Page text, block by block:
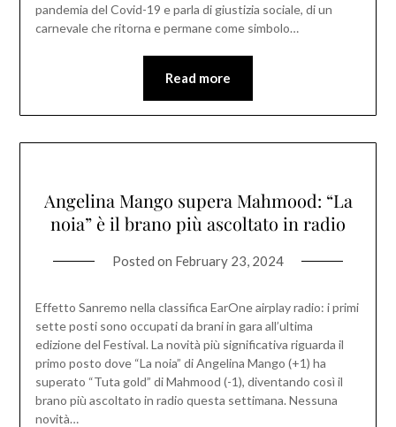
pandemia del Covid-19 e parla di giustizia sociale, di un
carnevale che ritorna e permane come simbolo…
Read more
Angelina Mango supera Mahmood: “La
noia” è il brano più ascoltato in radio
Posted on February 23, 2024
Effetto Sanremo nella classifica EarOne airplay radio: i primi
sette posti sono occupati da brani in gara all’ultima
edizione del Festival. La novità più significativa riguarda il
primo posto dove “La noia” di Angelina Mango (+1) ha
superato “Tuta gold” di Mahmood (-1), diventando così il
brano più ascoltato in radio questa settimana. Nessuna
novità…